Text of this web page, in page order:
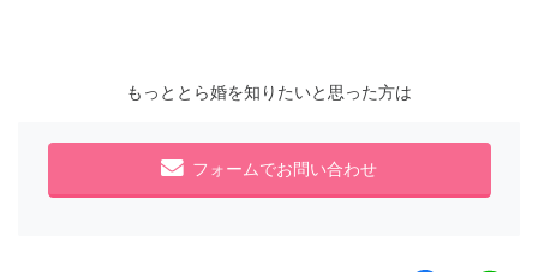
もっととら婚を知りたいと思った方は
フォームでお問い合わせ